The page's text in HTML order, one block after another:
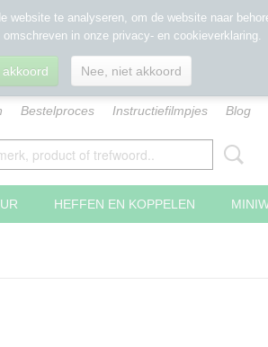
Bestelproces Instructiefilmpjes Blog
HEFFEN EN KOPPELEN
te analyseren, om de website naar
in onze privacy- en cookieverklaring.
Nee, niet akkoord